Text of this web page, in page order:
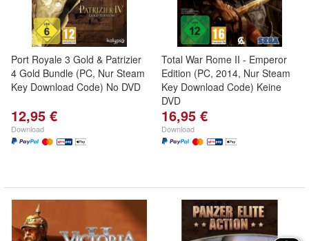
Port Royale 3 Gold & Patrizier
4 Gold Bundle (PC, Nur Steam
Key Download Code) No DVD
12,95 €
Download
Total War Rome II - Emperor
Edition (PC, 2014, Nur Steam
Key Download Code) Keine
DVD
16,95 €
Download